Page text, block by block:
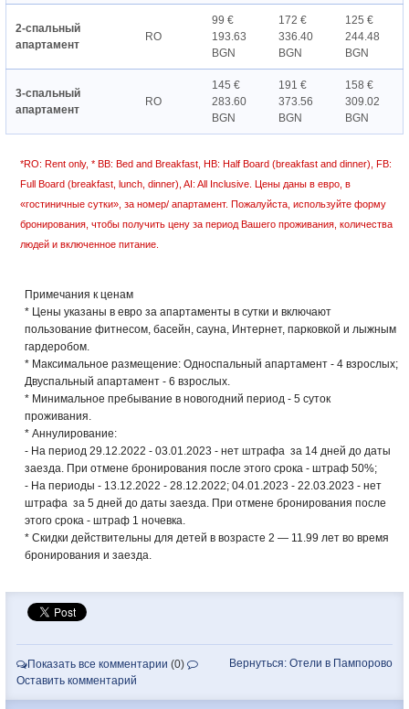
2-спальный
апартамент
RO
99 €
193.63
BGN
172 €
336.40
BGN
125 €
244.48
BGN
3-спальный
апартамент
RO
145 €
283.60
BGN
191 €
373.56
BGN
158 €
309.02
BGN
*RO: Rent only, * BB: Bed and Breakfast, HB: Half Board (breakfast and dinner), FB:
Full Board (breakfast, lunch, dinner), AI: All Inclusive. Цены даны в евро, в
«гостиничные сутки», за номер/ апартамент. Пожалуйста, используйте форму
бронирования, чтобы получить цену за период Вашего проживания, количества
людей и включенное питание.
Примечания к ценам
* Цены указаны в евро за апартаменты в сутки и включают
пользование фитнесом, басейн, сауна, Интернет, парковкой и лыжным
гардеробом.
* Максимальное размещение: Односпальный апартамент - 4 взрослых;
Двуспальный апартамент - 6 взрослых.
* Минимальное пребывание в новогодний период - 5 суток
проживания.
* Аннулирование:
- На период 29.12.2022 - 03.01.2023 - нет штрафа за 14 дней до даты
заезда. При отмене бронирования после этого срока - штраф 50%;
- На периоды - 13.12.2022 - 28.12.2022; 04.01.2023 - 22.03.2023 - нет
штрафа за 5 дней до даты заезда. При отмене бронирования после
этого срока - штраф 1 ночевка.
* Скидки действительны для детей в возрасте 2 — 11.99 лет во время
бронирования и заезда.
Вернуться: Отели в Пампорово
Показать все комментарии (0)
Оставить комментарий